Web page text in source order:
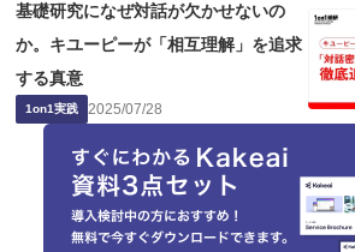
基礎研究になぜ対話が欠かせないの
か。キユーピーが「相互理解」を追求
する真意
1on1実践 2025/07/28